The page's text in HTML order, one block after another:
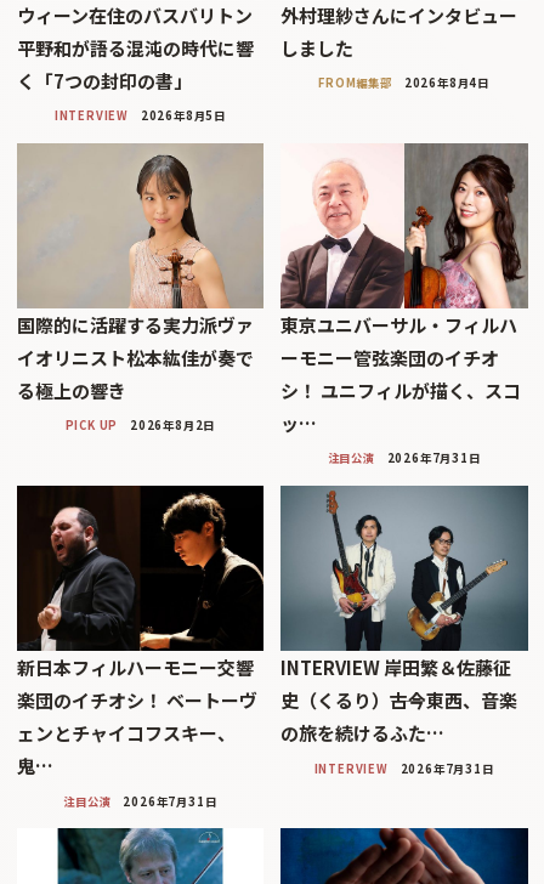
ウィーン在住のバスバリトン
平野和が語る混沌の時代に響
く「7つの封印の書」
INTERVIEW 2026年8月5日
外村理紗さんにインタビュー
しました
FROM編集部 2026年8月4日
国際的に活躍する実力派ヴァ
イオリニスト松本紘佳が奏で
る極上の響き
PICK UP 2026年8月2日
東京ユニバーサル・フィルハ
ーモニー管弦楽団のイチオ
シ！ ユニフィルが描く、スコ
ッ…
注目公演 2026年7月31日
新日本フィルハーモニー交響
楽団のイチオシ！ ベートーヴ
ェンとチャイコフスキー、
鬼…
注目公演 2026年7月31日
INTERVIEW 岸田繁＆佐藤征
史（くるり）――古今東西、音楽
の旅を続けるふた…
INTERVIEW 2026年7月31日